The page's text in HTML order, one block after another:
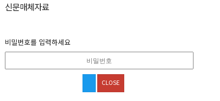
신문매체자료
비밀번호를 입력하세요
CLOSE